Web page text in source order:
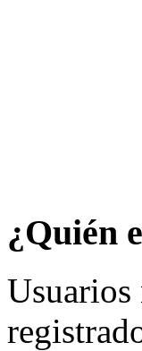
¿Quién
Usuarios